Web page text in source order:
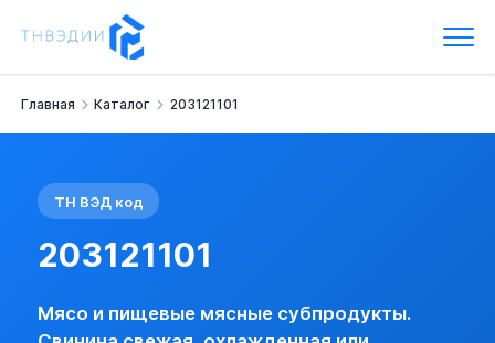
Код ТН ВЭД: 203121101
Мясо и пищевые мясные субпродукты.
Свинина свежая, охлажденная или замороженная.
Окорока и отруба из них необваленные домашних свиней, в
НДС:10 %
Базовая информация
ОКОРОКА И ОТРУБА ИЗ НИХ НЕОБВАЛЕННЫЕ ДОМАШНИХ
Импорт:
Акциз:
нет
Главная Каталог 203121101
ТН ВЭД код
203121101
Мясо и пищевые мясные субпродукты.